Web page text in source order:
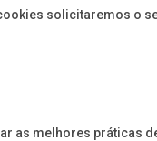
solicitaremos o
as melhores práticas